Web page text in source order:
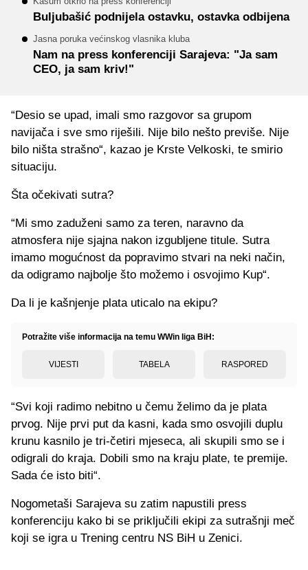
Buljubašić podnijela ostavku, ostavka odbijena
Jasna poruka većinskog vlasnika kluba
Nam na press konferenciji Sarajeva: "Ja sam
CEO, ja sam kriv!"
“Desio se upad, imali smo razgovor sa grupom
navijača i sve smo riješili. Nije bilo nešto previše. Nije
bilo ništa strašno“, kazao je Krste Velkoski, te smirio
situaciju.
Šta očekivati sutra?
“Mi smo zaduženi samo za teren, naravno da
atmosfera nije sjajna nakon izgubljene titule. Sutra
imamo mogućnost da popravimo stvari na neki način,
da odigramo najbolje što možemo i osvojimo Kup“.
Da li je kašnjenje plata uticalo na ekipu?
Potražite više informacija na temu WWin liga BiH:
VIJESTI TABELA RASPORED
“Svi koji radimo nebitno u čemu želimo da je plata
prvog. Nije prvi put da kasni, kada smo osvojili duplu
krunu kasnilo je tri-četiri mjeseca, ali skupili smo se i
odigrali do kraja. Dobili smo na kraju plate, te premije.
Sada će isto biti“.
Nogometaši Sarajeva su zatim napustili press
konferenciju kako bi se priključili ekipi za sutrašnji meč
koji se igra u Trening centru NS BiH u Zenici.